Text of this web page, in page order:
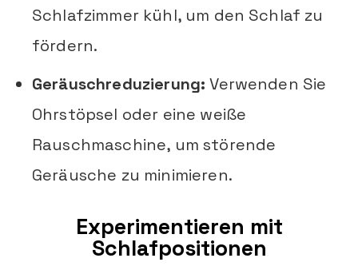
Schlafzimmer kühl, um den Schlaf zu
fördern.
Geräuschreduzierung: Verwenden Sie
Ohrstöpsel oder eine weiße
Rauschmaschine, um störende
Geräusche zu minimieren.
Experimentieren mit
Schlafpositionen